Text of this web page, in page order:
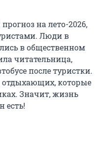
на лето-2026,
Люди в
в общественном
читательница,
после туристки.
отдыхающих, которые
Значит, жизнь
есть!